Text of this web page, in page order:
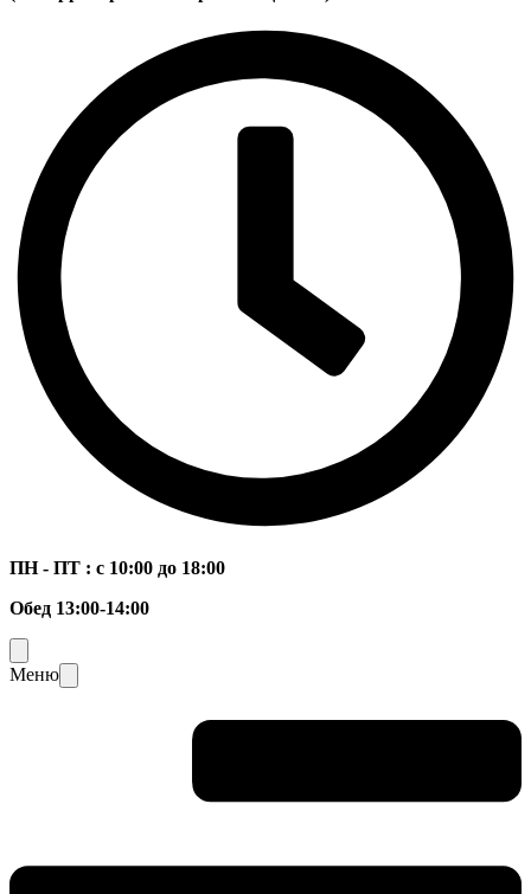
ПН - ПТ : с 10:00 до 18:00
Обед 13:00-14:00
Меню